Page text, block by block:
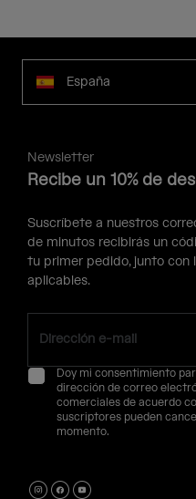
España
Newsletter
Recibe un 10% de
Suscríbete a nuestros
de minutos recibirás un
tu primer pedido, junto con
aplicables.
Doy mi consentimiento
dirección de correo
comerciales de acuerdo
suscriptores pueden
momento.